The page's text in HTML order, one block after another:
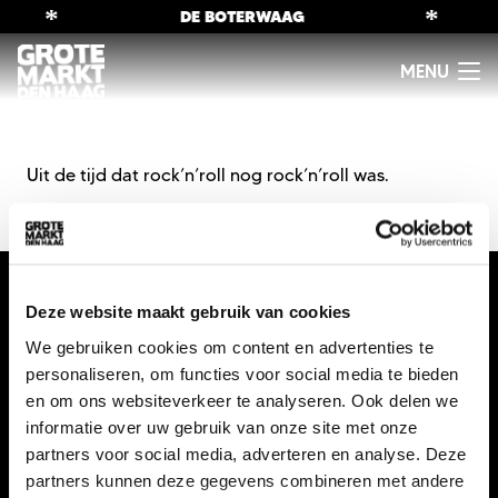
Deze website maakt gebruik van cookies
We gebruiken cookies om content en advertenties te
personaliseren, om functies voor social media te bieden
en om ons websiteverkeer te analyseren. Ook delen we
informatie over uw gebruik van onze site met onze
partners voor social media, adverteren en analyse. Deze
partners kunnen deze gegevens combineren met andere
* DE BOTERWAAG *
Uit de tijd dat rock’n’roll nog rock’n’roll was.
info@gmdh.nl
06 12 96 82 82